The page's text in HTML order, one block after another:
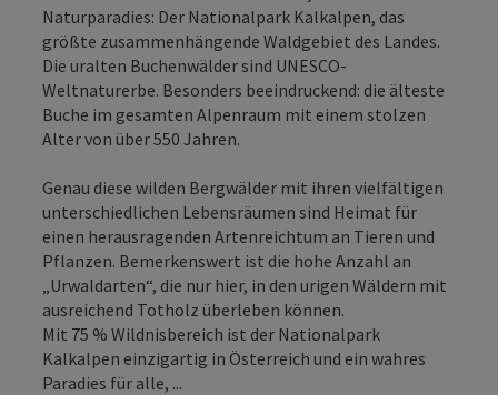
Naturparadies: Der Nationalpark Kalkalpen, das
größte zusammenhängende Waldgebiet des Landes.
Die uralten Buchenwälder sind UNESCO-
Weltnaturerbe. Besonders beeindruckend: die älteste
Buche im gesamten Alpenraum mit einem stolzen
Alter von über 550 Jahren.
Genau diese wilden Bergwälder mit ihren vielfältigen
unterschiedlichen Lebensräumen sind Heimat für
einen herausragenden Artenreichtum an Tieren und
Pflanzen. Bemerkenswert ist die hohe Anzahl an
„Urwaldarten“, die nur hier, in den urigen Wäldern mit
ausreichend Totholz überleben können.
Mit 75 % Wildnisbereich ist der Nationalpark
Kalkalpen einzigartig in Österreich und ein wahres
Paradies für alle, ...